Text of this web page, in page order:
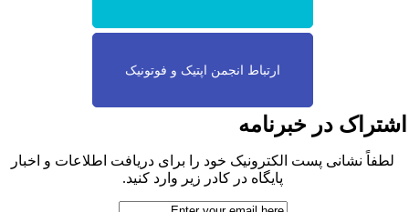
ارتباط انجمن اپتیک و فوتونیک
در خبرنامه
لطفاً نشانی پست الکترونیک خود را برای دریافت اطلاعات و اخبار
پایگاه در کادر زیر وارد کنید.